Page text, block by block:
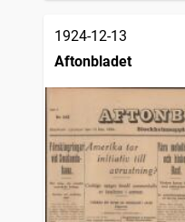
1924-12-13
Aftonbladet